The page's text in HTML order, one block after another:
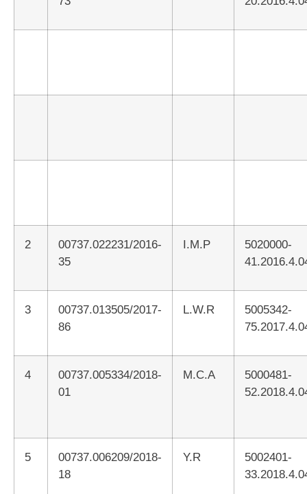
2
00737.022231/2016-
35
I.M.P
5020000-
3
00737.013505/2017-
86
L.W.R
5005342-
4
00737.005334/2018-
01
M.C.A
5000481-
5
00737.006209/2018-
18
Y.R
5002401-